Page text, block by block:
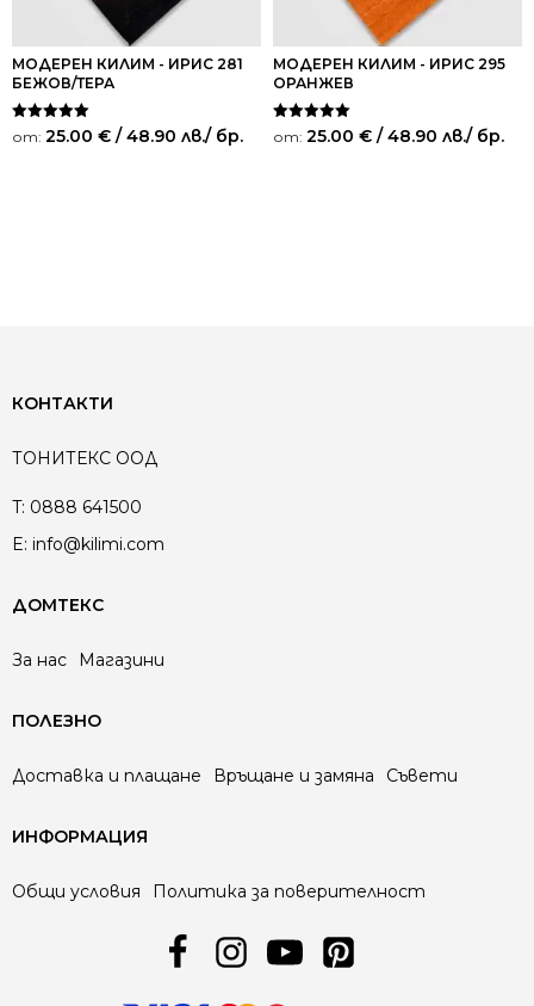
МОДЕРЕН КИЛИМ - ИРИС 281
БЕЖОВ/ТЕРА
Оценено на
5.00
от: 25.00 € / 48.90 лв./ бр.
МОДЕРЕН КИЛИМ - ИРИС 295
ОРАНЖЕВ
Оценено на
5.00
от: 25.00 € / 48.90 лв./ бр.
КОНТАКТИ
ТОНИТЕКС ООД
T: 0888 641500
E: info@kilimi.com
ДОМТЕКС
За нас Магазини
ПОЛЕЗНО
Доставка и плащане Връщане и замяна Съвети
ИНФОРМАЦИЯ
Общи условия Политика за поверителност